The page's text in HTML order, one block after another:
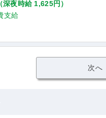
夜時給 1,625円）
支給
次へ